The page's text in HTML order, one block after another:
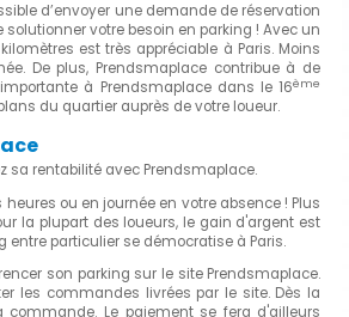
d’envoyer une demande de réservation
votre besoin en parking ! Avec un
est très appréciable à Paris. Moins
De plus, Prendsmaplace contribue à de
à Prendsmaplace dans le 16ème
du quartier auprès de votre loueur.
sa rentabilité avec Prendsmaplace.
ou en journée en votre absence ! Plus
la plupart des loueurs, le gain d'argent est
entre particulier se démocratise à Paris.
son parking sur le site Prendsmaplace.
les commandes livrées par le site. Dès la
Le paiement se fera d'ailleurs